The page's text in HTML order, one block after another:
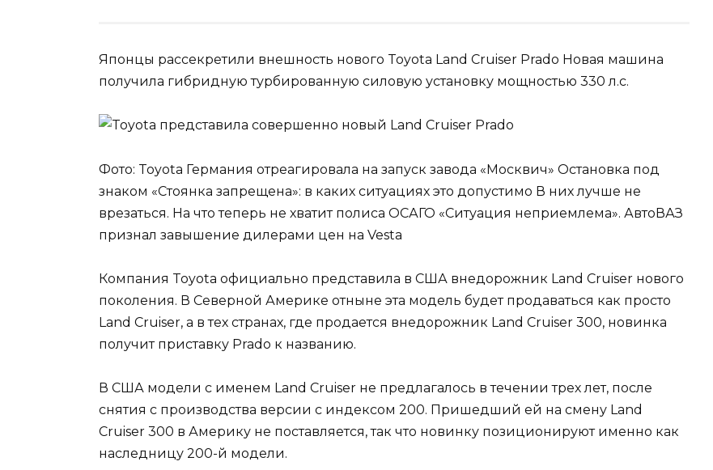
Японцы рассекретили внешность нового Toyota Land Cruiser Prado Новая машина
получила гибридную турбированную силовую установку мощностью 330 л.с.
Фото: Toyota Германия отреагировала на запуск завода «Москвич» Остановка под
знаком «Стоянка запрещена»: в каких ситуациях это допустимо В них лучше не
врезаться. На что теперь не хватит полиса ОСАГО «Ситуация неприемлема». АвтоВАЗ
признал завышение дилерами цен на Vesta
Компания Toyota официально представила в США внедорожник Land Cruiser нового
поколения. В Северной Америке отныне эта модель будет продаваться как просто
Land Cruiser, а в тех странах, где продается внедорожник Land Cruiser 300, новинка
получит приставку Prado к названию.
В США модели с именем Land Cruiser не предлагалось в течении трех лет, после
снятия с производства версии с индексом 200. Пришедший ей на смену Land
Cruiser 300 в Америку не поставляется, так что новинку позиционируют именно как
наследницу 200-й модели.